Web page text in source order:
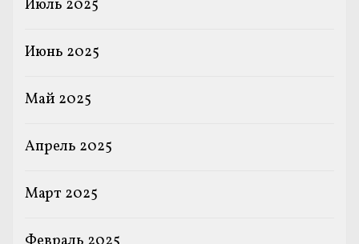
Июль 2025
Июнь 2025
Май 2025
Апрель 2025
Март 2025